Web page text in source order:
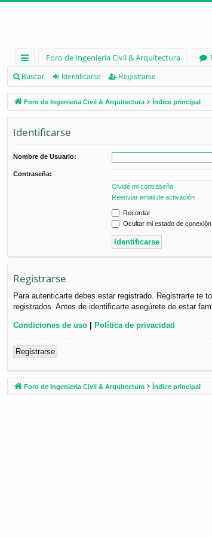
nl
ac
es
rá
Foro de Ingenieria Civil & Arquitectura
Buscar Identificarse Registrarse
Foro de Ingenieria Civil & Arquitectura Índice principal
Identificarse
Nombre de Usuario:
Contraseña:
Olvidé mi contraseña
Reenviar email de activación
Recordar
Ocultar mi estado de
Registrarse
Para autenticarte debes estar registrado. Registrarte te
registrados. Antes de identificarte asegúrete de estar
Condiciones de uso | Política de privacidad
Registrarse
Foro de Ingenieria Civil & Arquitectura Índice principal